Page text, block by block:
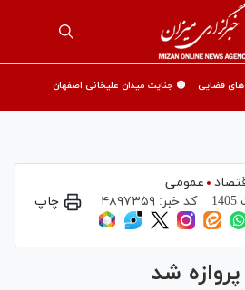
قضایی 🟡 جنایت میدان علیخانی اصفهان
عمومی
کد خبر: ۴۸۹۷۳۵۹ چاپ